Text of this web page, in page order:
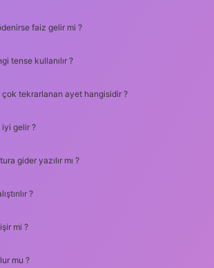
faiz gelir mi ?
tense kullanılır ?
çok tekrarlanan ayet hangisidir ?
gelir ?
gider yazılır mı ?
?
mi ?
mu ?